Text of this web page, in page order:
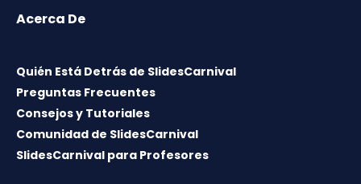
Acerca De
Quién Está Detrás de SlidesCarnival
Preguntas Frecuentes
Consejos y Tutoriales
Comunidad de SlidesCarnival
SlidesCarnival para Profesores